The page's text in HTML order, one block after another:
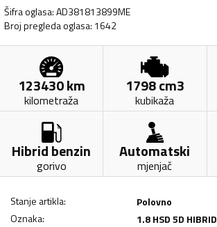
Šifra oglasa:AD381813899ME
Broj pregleda oglasa: 1642
123430km
kilometraža
1798cm3
kubikaža
Hibrid benzin
gorivo
Automatski
mjenjač
Stanje artikla:
Polovno
Oznaka:
1.8 HSD 5D HIBRID